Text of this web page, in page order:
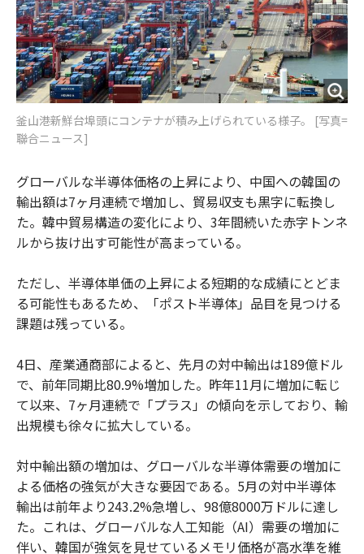
釜山港新鮮台埠頭にコンテナが積み上げられている様子。 [写真=
聯合ニュース]
グローバルな半導体価格の上昇により、中国への韓国の
輸出額は7ヶ月連続で増加し、貿易収支も黒字に転換し
た。韓中貿易構造の変化により、3年間続いた赤字トンネ
ルから抜け出す可能性が高まっている。
ただし、半導体単価の上昇による短期的な成績にとどま
る可能性もあるため、「ポスト半導体」品目を見つける
課題は残っている。
4日、産業通商部によると、先月の対中輸出は189億ドル
で、前年同期比80.9%増加した。昨年11月に増加に転じ
て以来、7ヶ月連続で「プラス」の傾向を示しており、輸
出規模も徐々に拡大している。
対中輸出額の増加は、グローバルな半導体需要の増加に
よる価格の強気が大きな要因である。5月の対中半導体
輸出は前年より243.2%急増し、98億8000万ドルに達し
た。これは、グローバルな人工知能（AI）需要の増加に
伴い、韓国が強気を見せているメモリ価格が高水準を維